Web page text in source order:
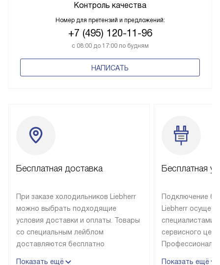
Контроль качества
Номер для претензий и предложений:
+7 (495) 120-11-96
с 08:00 до 17:00 по будням
НАПИСАТЬ
Бесплатная доставка
При заказе холодильников Liebherr
можно выбрать подходящие
условия доставки и оплаты. Товары
со специальным лейблом
доставляются бесплатно
Показать ещё
Бесплатная
Подключение
Liebherr
специалистами
сервисного
Показать ещё